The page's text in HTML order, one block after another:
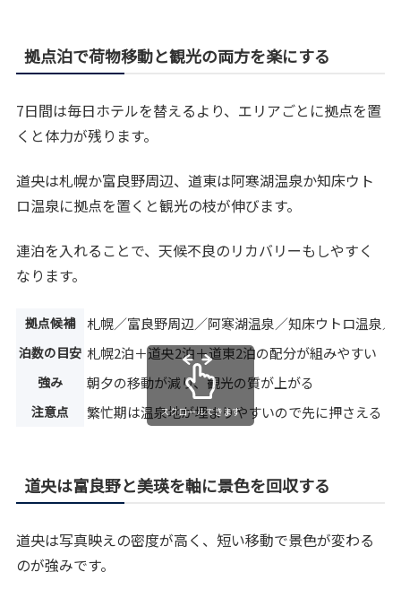
拠点泊で荷物移動と観光の両方を楽にする
7日間は毎日ホテルを替えるより、エリアごとに拠点を置
くと体力が残ります。
道央は札幌か富良野周辺、道東は阿寒湖温泉か知床ウト
ロ温泉に拠点を置くと観光の枝が伸びます。
連泊を入れることで、天候不良のリカバリーもしやすく
なります。
拠点候補 札幌／富良野周辺／阿寒湖温泉／知床ウトロ温泉／
泊数の目安 札幌2泊＋道央2泊＋道東2泊の配分が組みやすい
強み 朝夕の移動が減り、観光の質が上がる
注意点 繁忙期は温泉地が埋まりやすいので先に押さえる
スクロールできます
道央は富良野と美瑛を軸に景色を回収する
道央は写真映えの密度が高く、短い移動で景色が変わる
のが強みです。